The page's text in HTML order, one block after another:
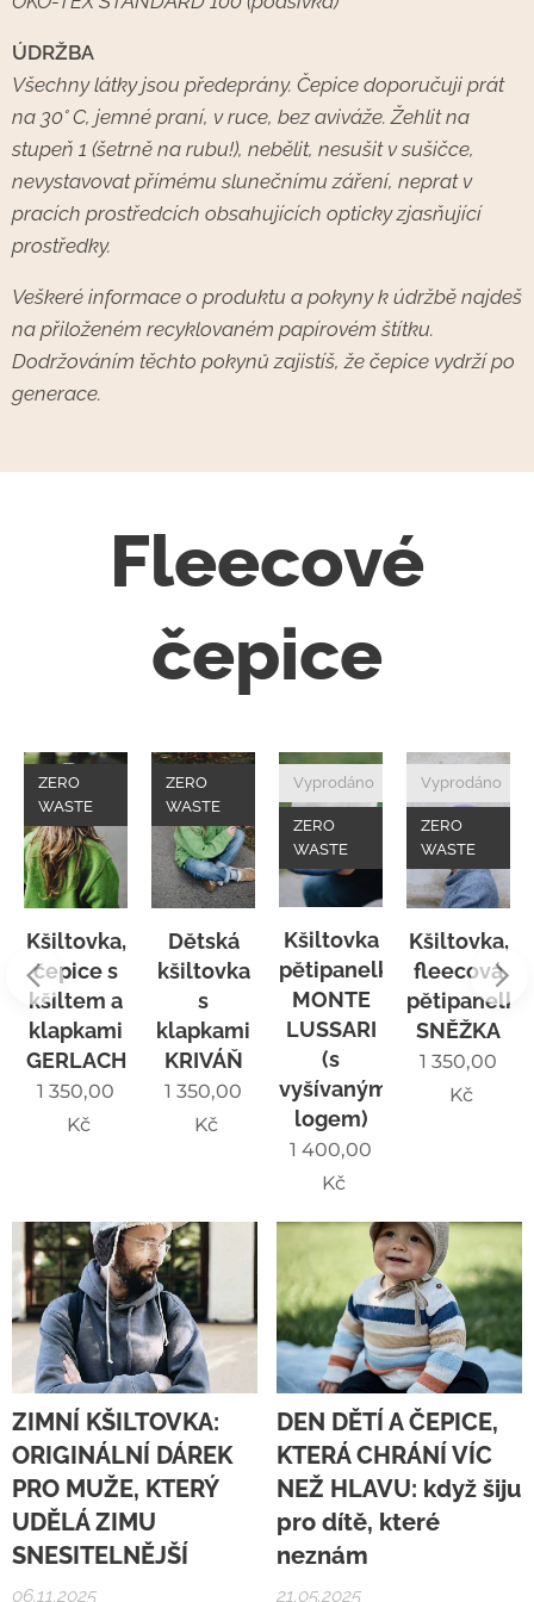
ÚDRŽBA
Všechny látky jsou předeprány. Čepice doporučuji prát
na 30° C, jemné praní, v ruce, bez aviváže. Žehlit na
stupeň 1 (šetrně na rubu!), nebělit, nesušit v sušičce,
nevystavovat přímému slunečnímu záření, neprat v
pracích prostředcích obsahujících opticky zjasňující
prostředky.
Veškeré informace o produktu a pokyny k údržbě najdeš
na přiloženém recyklovaném papírovém štítku.
Dodržováním těchto pokynů zajistíš, že čepice vydrží po
generace.
Fleecové
čepice
Kšiltovka,
čepice s
kšiltem a
klapkami
GERLACH
ZERO
WASTE
1 350,00
Kč
Dětská
kšiltovka
s
klapkami
KRIVÁŇ
ZERO
WASTE
1 350,00
Kč
Kšiltovka
pětipanelka
MONTE
LUSSARI
(s
vyšívaným
logem)
Vyprodáno
ZERO
WASTE
1 400,00
Kč
Kšiltovka,
fleecová
pětipanelka
SNĚŽKA
Vyprodáno
ZERO
WASTE
1 350,00
Kč
ZIMNÍ KŠILTOVKA:
ORIGINÁLNÍ DÁREK
PRO MUŽE, KTERÝ
UDĚLÁ ZIMU
SNESITELNĚJŠÍ
06.11.2025
DEN DĚTÍ A ČEPICE,
KTERÁ CHRÁNÍ VÍC
NEŽ HLAVU: když šiju
pro dítě, které
neznám
21.05.2025